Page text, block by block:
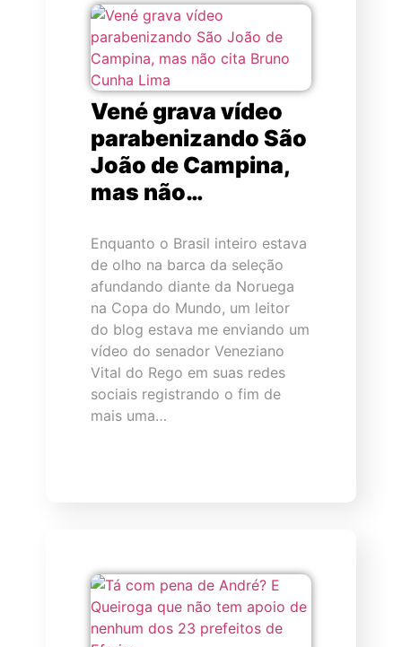
Vené grava vídeo
parabenizando São
João de Campina,
mas não…
Enquanto o Brasil inteiro estava
de olho na barca da seleção
afundando diante da Noruega
na Copa do Mundo, um leitor
do blog estava me enviando um
vídeo do senador Veneziano
Vital do Rego em suas redes
sociais registrando o fim de
mais uma…